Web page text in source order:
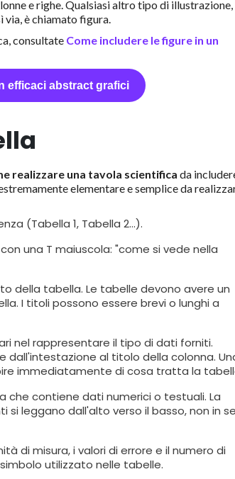
e righe. Qualsiasi altro tipo di illustrazione,
via, è chiamato figura.
consultate Come includere le figure in un
efficaci abstract grafici
realizzare una tavola scientifica da
elementare e semplice da
(Tabella 1, Tabella 2...).
una T maiuscola: "come si vede nella
della tabella. Le tabelle devono avere un
I titoli possono essere brevi o lunghi a
nel rappresentare il tipo di dati forniti.
al titolo della colonna.
immediatamente di cosa tratta la
che contiene dati numerici o testuali. La
leggano dall'alto verso il basso, non in
di misura, i valori di errore e il numero di
utilizzato nelle tabelle.